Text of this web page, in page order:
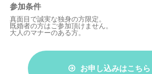
参加条件
真面目で誠実な独身の方限定。
既婚者の方はご参加頂けません。
大人のマナーのある方。
お申し込みはこちら